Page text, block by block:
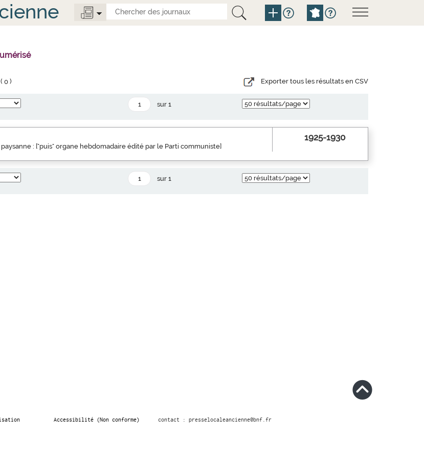
(0 ) Exporter tous les résultats en CSV
sur 1
: ["puis" organe hebdomadaire édité par le Parti communiste]
1925-1930
sur 1
Accessibilité (Non conforme) contact : presselocaleancienne@bnf.fr